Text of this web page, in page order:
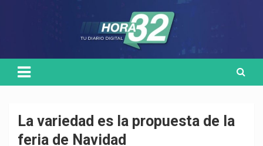
La variedad es la propuesta de la
feria de Navidad